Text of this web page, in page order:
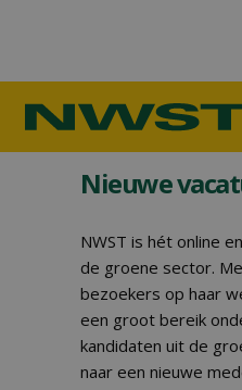
Nieuwe
NWST is hét online
de groene sector.
bezoekers op haar
een groot bereik
kandidaten uit de
naar een nieuwe